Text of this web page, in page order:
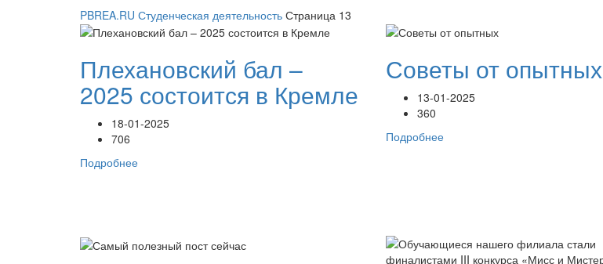
PBREA.RU Студенческая деятельность Страница 13
Плехановский бал –
2025 состоится в Кремле
18-01-2025
706
Подробнее
Советы от опытных
13-01-2025
360
Подробнее